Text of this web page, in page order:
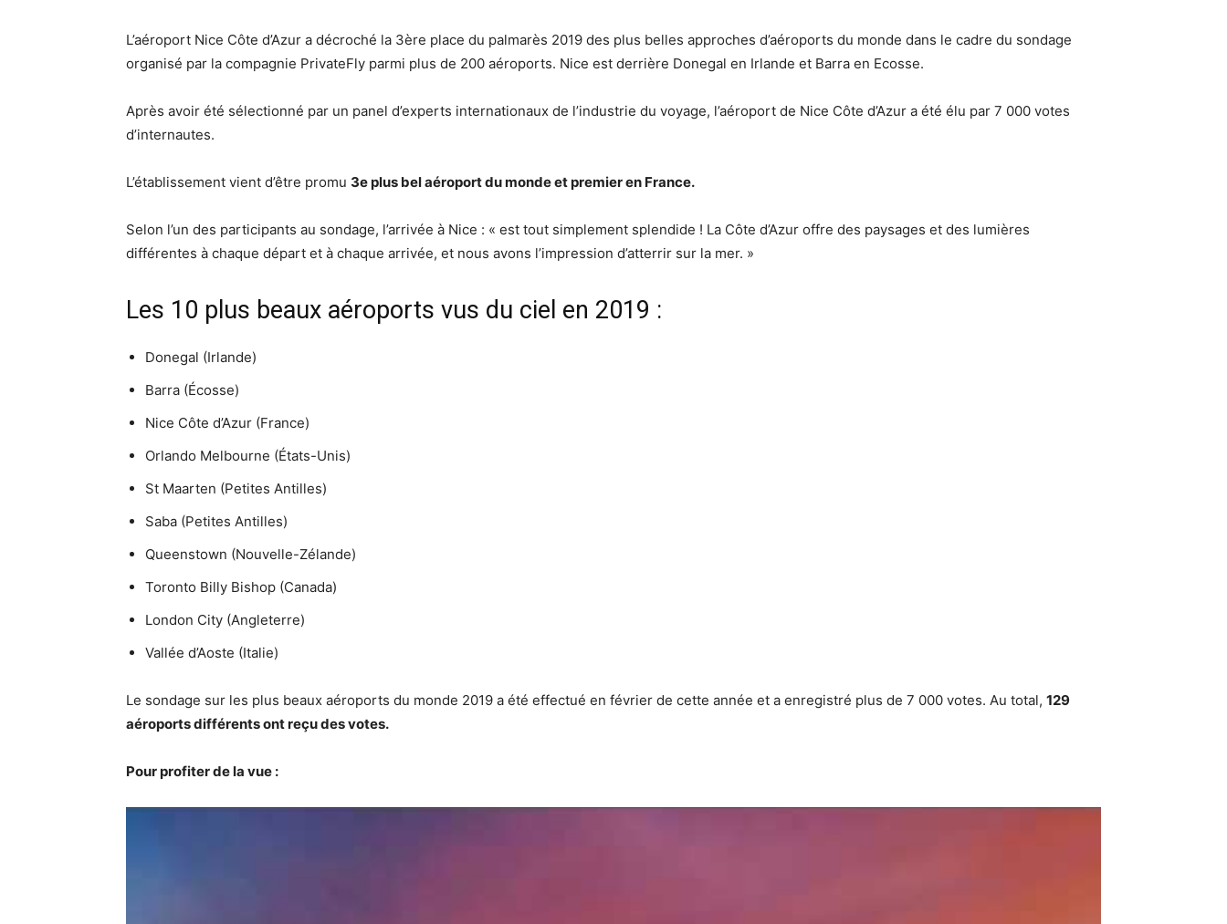
L’aéroport Nice Côte d’Azur a décroché la 3ère place du palmarès 2019 des plus belles approches d’aéroports du monde dans le cadre du sondage
organisé par la compagnie PrivateFly parmi plus de 200 aéroports. Nice est derrière Donegal en Irlande et Barra en Ecosse.
Après avoir été sélectionné par un panel d’experts internationaux de l’industrie du voyage, l’aéroport de Nice Côte d’Azur a été élu par 7 000 votes
d’internautes.
L’établissement vient d’être promu 3e plus bel aéroport du monde et premier en France.
Selon l’un des participants au sondage, l’arrivée à Nice : « est tout simplement splendide ! La Côte d’Azur offre des paysages et des lumières
différentes à chaque départ et à chaque arrivée, et nous avons l’impression d’atterrir sur la mer. »
Les 10 plus beaux aéroports vus du ciel en 2019 :
Donegal (Irlande)
Barra (Écosse)
Nice Côte d’Azur (France)
Orlando Melbourne (États-Unis)
St Maarten (Petites Antilles)
Saba (Petites Antilles)
Queenstown (Nouvelle-Zélande)
Toronto Billy Bishop (Canada)
London City (Angleterre)
Vallée d’Aoste (Italie)
Le sondage sur les plus beaux aéroports du monde 2019 a été effectué en février de cette année et a enregistré plus de 7 000 votes. Au total, 129
aéroports différents ont reçu des votes.
Pour profiter de la vue :